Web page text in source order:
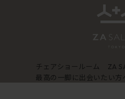
チェアショールーム ZA
最高の一脚に出会いたい